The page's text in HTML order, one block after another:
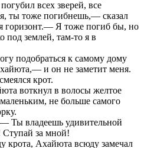
всех зверей, все
ты тоже погибнешь,— сказал
горизонт.— Я тоже погиб бы, но
под землей, там-то я в
подобраться к самому дому
и он не заметит меня.
крот.
воткнул в волосы желтое
не больше самого
владеешь удивительной
за мной!
крота, Ахайюта всюду замечал